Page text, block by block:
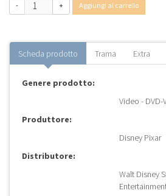
- + Aggiungi al carrello
Scheda prodotto Trama Extra
Genere prodotto:
Video - DVD-
Produttore:
Disney Pixar
Distributore:
Walt Disney